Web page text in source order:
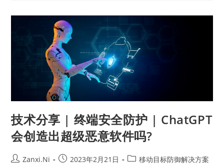
技术分享 | 终端安全防护 | ChatGPT
会创造出超级恶意软件吗?
Zanxi.Ni 2023年2月21日 移动目标防御解决方案